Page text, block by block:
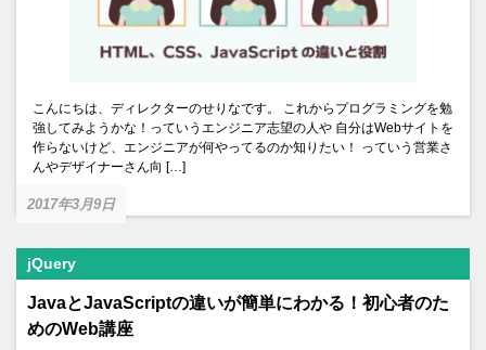
こんにちは、ディレクターのせりなです。 これからプログラミングを勉
強してみようかな！っていうエンジニア志望の人や 自分はWebサイトを
作らないけど、エンジニアが何やってるのか知りたい！ っていう営業さ
んやデザイナーさん向 […]
2017年3月9日
jQuery
JavaとJavaScriptの違いが簡単にわかる！初心者のた
めのWeb講座